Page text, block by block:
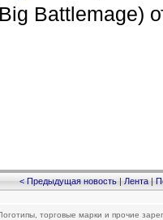
Battlemage)
< Предыдущая новость Лента|
торговые марки и прочие